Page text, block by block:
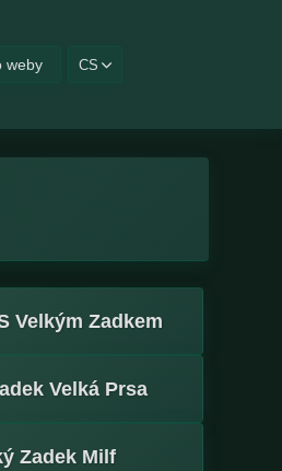
weby CS
Velkým Zadkem
Velká Prsa
Zadek Milf